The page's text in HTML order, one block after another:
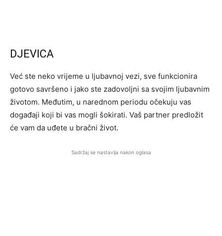
DJEVICA
Već ste neko vrijeme u ljubavnoj vezi, sve funkcionira
gotovo savršeno i jako ste zadovoljni sa svojim ljubavnim
životom. Međutim, u narednom periodu očekuju vas
događaji koji bi vas mogli šokirati. Vaš partner predložit
će vam da uđete u bračni život.
Sadržaj se nastavlja nakon oglasa